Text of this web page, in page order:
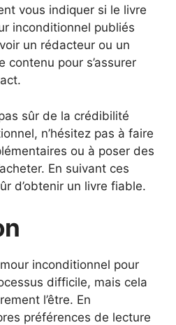
vous indiquer si le livre
inconditionnel publiés
un rédacteur ou un
contenu pour s’assurer
sûr de la crédibilité
n’hésitez pas à faire
ou à poser des
En suivant ces
d’obtenir un livre fiable.
inconditionnel pour
difficile, mais cela
l’être. En
préférences de lecture